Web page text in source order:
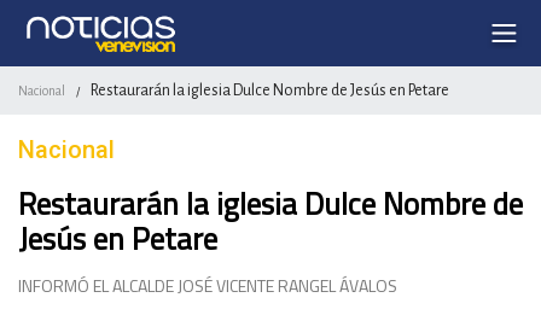
Nacional / Restaurarán la iglesia Dulce Nombre de Jesús en Petare
Nacional
Restaurarán la iglesia Dulce Nombre de
Jesús en Petare
INFORMÓ EL ALCALDE JOSÉ VICENTE RANGEL ÁVALOS